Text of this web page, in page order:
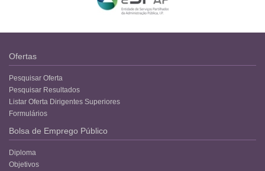
Ofertas
Pesquisar Oferta
Pesquisar Resultados
Listar Oferta Dirigentes Superiores
Formulários
Bolsa de Emprego Público
Diploma
Objetivos